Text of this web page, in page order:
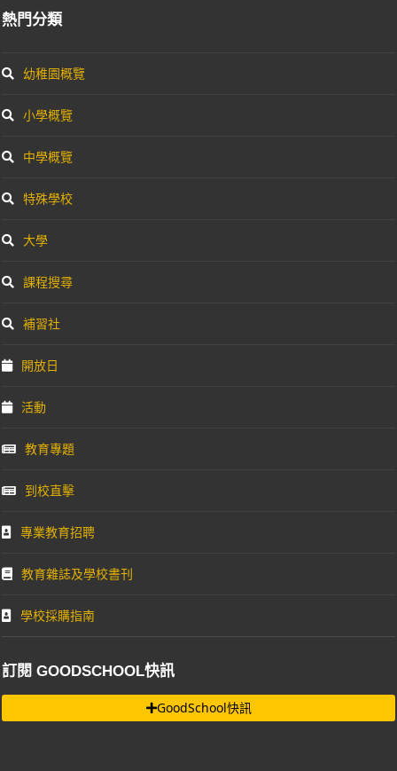
熱門分類
幼稚園概覽
小學概覽
中學概覽
特殊學校
大學
課程搜尋
補習社
開放日
活動
教育專題
到校直擊
專業教育招聘
教育雜誌及學校書刊
學校採購指南
訂閱 GOODSCHOOL快訊
GoodSchool快訊